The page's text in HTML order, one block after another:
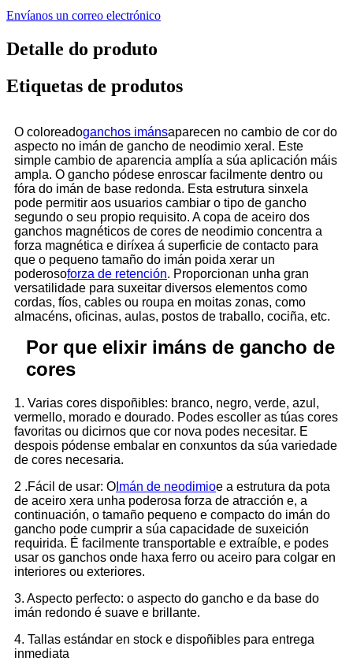
Envíanos un correo electrónico
Detalle do produto
Etiquetas de produtos
O coloreadoganchos imánsaparecen no cambio de cor do
aspecto no imán de gancho de neodimio xeral. Este
simple cambio de aparencia amplía a súa aplicación máis
ampla. O gancho pódese enroscar facilmente dentro ou
fóra do imán de base redonda. Esta estrutura sinxela
pode permitir aos usuarios cambiar o tipo de gancho
segundo o seu propio requisito. A copa de aceiro dos
ganchos magnéticos de cores de neodimio concentra a
forza magnética e diríxea á superficie de contacto para
que o pequeno tamaño do imán poida xerar un
poderosoforza de retención. Proporcionan unha gran
versatilidade para suxeitar diversos elementos como
cordas, fíos, cables ou roupa en moitas zonas, como
almacéns, oficinas, aulas, postos de traballo, cociña, etc.
Por que elixir imáns de gancho de
cores
1. Varias cores dispoñibles: branco, negro, verde, azul,
vermello, morado e dourado. Podes escoller as túas cores
favoritas ou dicirnos que cor nova podes necesitar. E
despois pódense embalar en conxuntos da súa variedade
de cores necesaria.
2 .Fácil de usar: O Imán de neodimioe a estrutura da pota
de aceiro xera unha poderosa forza de atracción e, a
continuación, o tamaño pequeno e compacto do imán do
gancho pode cumprir a súa capacidade de suxeición
requirida. É facilmente transportable e extraíble, e podes
usar os ganchos onde haxa ferro ou aceiro para colgar en
interiores ou exteriores.
3. Aspecto perfecto: o aspecto do gancho e da base do
imán redondo é suave e brillante.
4. Tallas estándar en stock e dispoñibles para entrega
inmediata